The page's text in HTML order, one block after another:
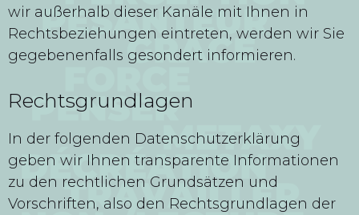
wir außerhalb dieser Kanäle mit Ihnen in
Rechtsbeziehungen eintreten, werden wir Sie
gegebenenfalls gesondert informieren.
Rechtsgrundlagen
In der folgenden Datenschutzerklärung
geben wir Ihnen transparente Informationen
zu den rechtlichen Grundsätzen und
Vorschriften, also den Rechtsgrundlagen der